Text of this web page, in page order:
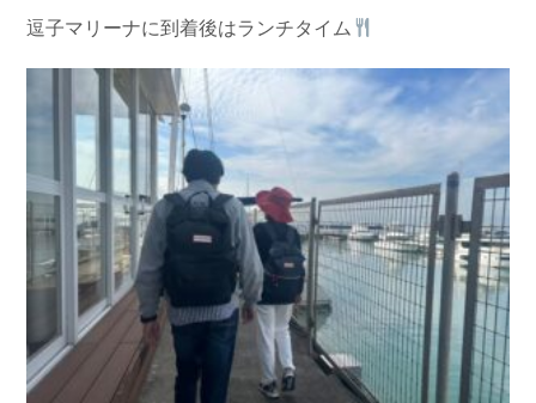
逗子マリーナに到着後はランチタイム